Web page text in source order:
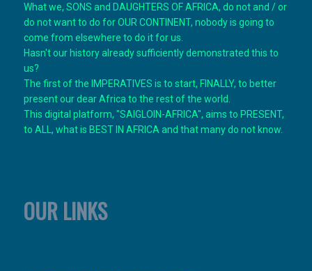
What we, SONS and DAUGHTERS OF AFRICA, do not and / or
do not want to do for OUR CONTINENT, nobody is going to
come from elsewhere to do it for us.
Hasn't our history already sufficiently demonstrated this to
us?
The first of the IMPERATIVES is to start, FINALLY, to better
present our dear Africa to the rest of the world.
This digital platform, "SAIGLOIN-AFRICA", aims to PRESENT,
to ALL, what is BEST IN AFRICA and that many do not know.
OUR LINKS